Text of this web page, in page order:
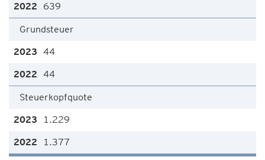
639
Grundsteuer
44
44
Steuerkopfquote
1.229
1.377